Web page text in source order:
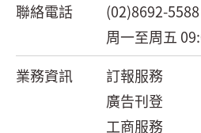
聯絡電話
(02)8692-
周一至周五
業務資訊
訂報服務
廣告刊登
工商服務